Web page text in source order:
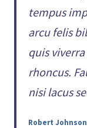
tempus
arcu felis
quis
rhoncus.
nisi lacus
Robert Johnson